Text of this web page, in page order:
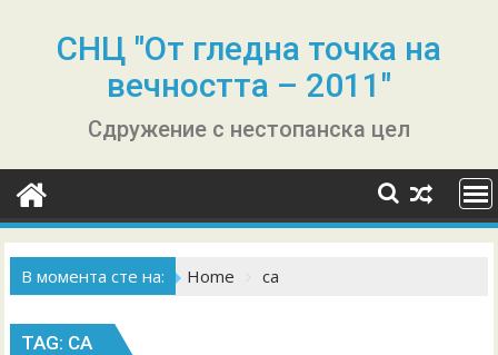
СНЦ "От гледна точка на
вечността – 2011"
Сдружение с нестопанска цел
В момента сте на: Home са
TAG: СА